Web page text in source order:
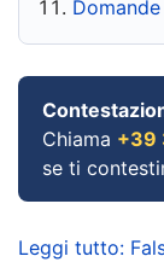
Chiama +39
se ti
Leggi tutto: